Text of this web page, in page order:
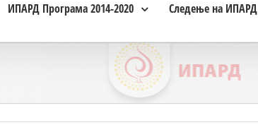
ИПАРД Програма 2014-2020 Следење на ИПАРД